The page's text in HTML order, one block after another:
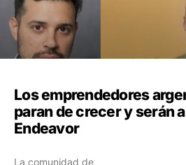
Los emprendedores
paran de crecer y serán
Endeavor
La comunidad de